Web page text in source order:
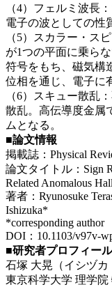
（4）フェルミ波長
電子の波としての性
（5）スカラー・ス
が1つの平面に乗ら
符号をもち、磁気構
位相を通じ、電子に
（6）スキュー散乱
散乱。高伝導度金属
ムとなる。
■論文情報
掲載誌：Physical
論文タイトル：Sign
Related Anomalous
著者：Ryunosuke
Ishizuka*
*corresponding author
DOI：10.1103/v97v-
■研究者プロフィール
石塚 大晃（イシヅカ
東京科学大学 理学